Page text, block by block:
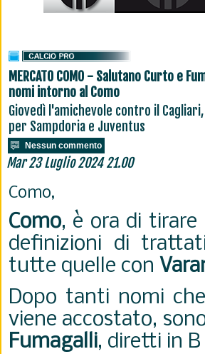
MERCATO COMO - Salutano Curto e
nomi intorno al Como
Giovedì l'amichevole contro il
per Sampdoria e Juventus
Nessun commento
Mar 23 Luglio 2024 21.00
Como,
Como, è ora di
definizioni di
tutte quelle con
Dopo tanti nomi
viene accostato,
Fumagalli, diretti in B